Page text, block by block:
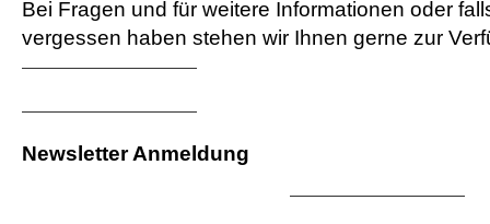
Bei Fragen und für weitere Informationen oder
vergessen haben stehen wir Ihnen gerne zur
Newsletter Anmeldung